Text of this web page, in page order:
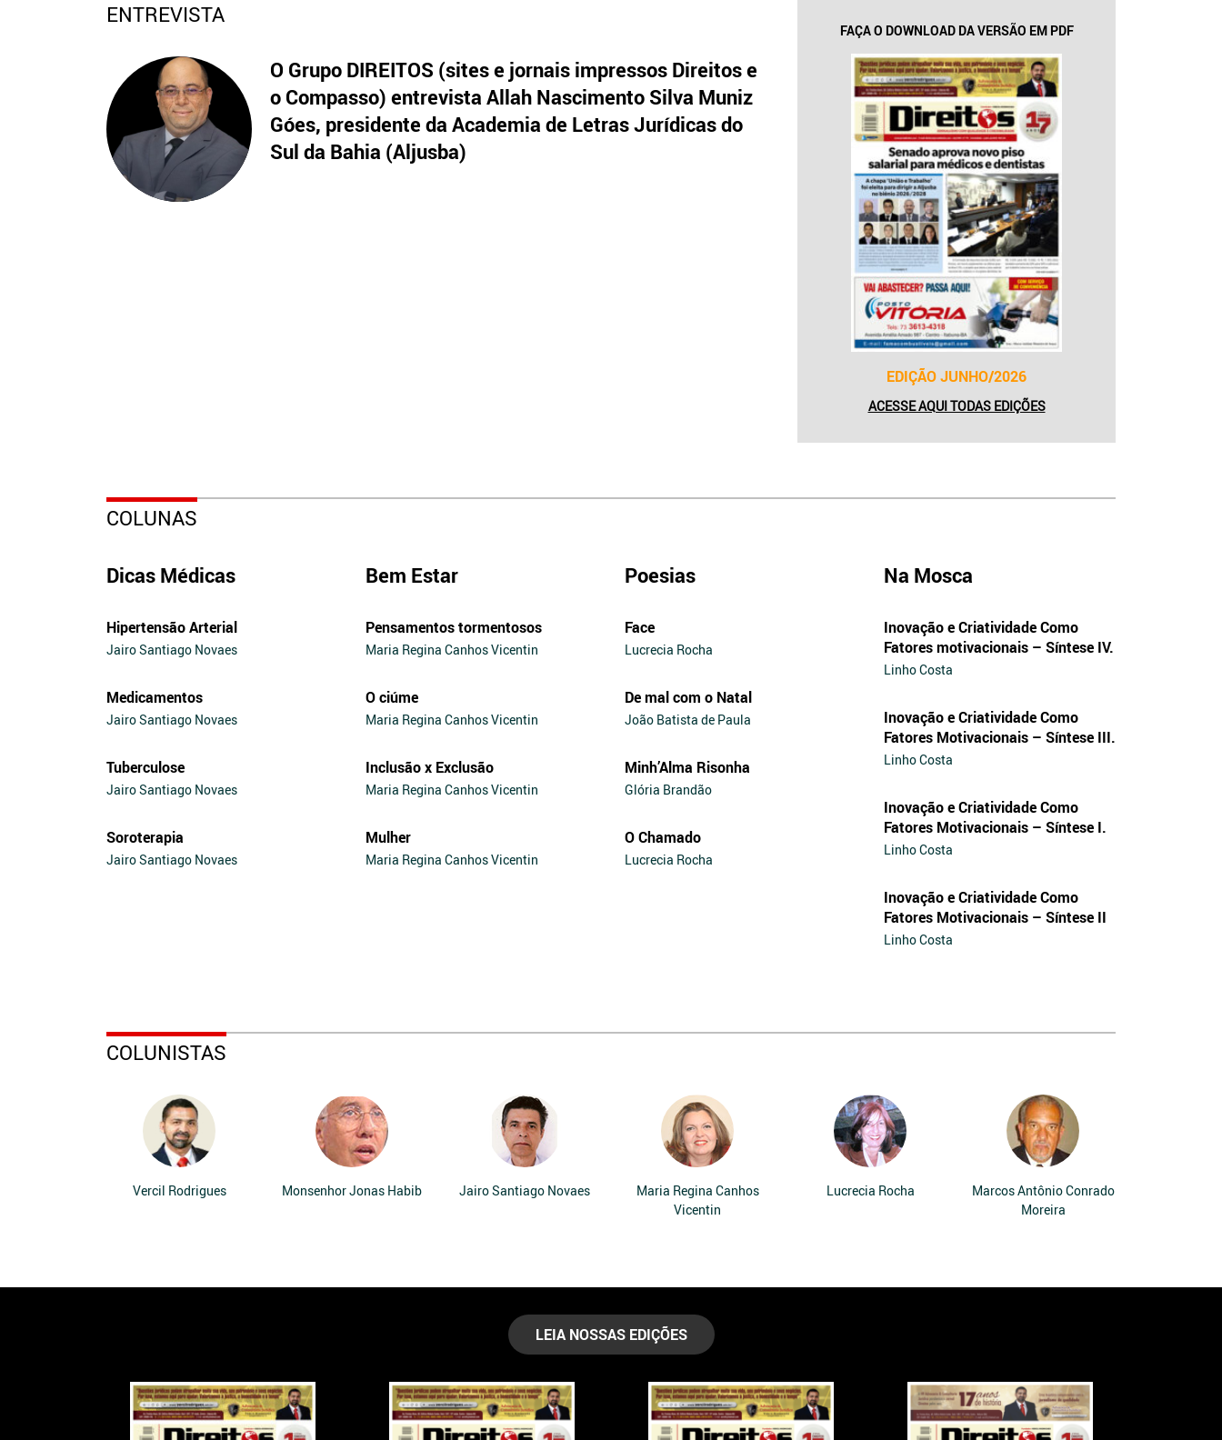
ENTREVISTA
O Grupo DIREITOS (sites e jornais impressos Direitos e
o Compasso) entrevista Allah Nascimento Silva Muniz
Góes, presidente da Academia de Letras Jurídicas do
Sul da Bahia (Aljusba)
FAÇA O DOWNLOAD DA VERSÃO EM PDF
EDIÇÃO JUNHO/2026
ACESSE AQUI TODAS EDIÇÕES
COLUNAS
Dicas Médicas
Hipertensão Arterial
Jairo Santiago Novaes
Medicamentos
Jairo Santiago Novaes
Tuberculose
Jairo Santiago Novaes
Soroterapia
Jairo Santiago Novaes
Bem Estar
Pensamentos tormentosos
Maria Regina Canhos Vicentin
O ciúme
Maria Regina Canhos Vicentin
Inclusão x Exclusão
Maria Regina Canhos Vicentin
Mulher
Maria Regina Canhos Vicentin
Poesias
Face
Lucrecia Rocha
De mal com o Natal
João Batista de Paula
Minh’Alma Risonha
Glória Brandão
O Chamado
Lucrecia Rocha
Na Mosca
Inovação e Criatividade Como
Fatores motivacionais – Síntese IV.
Linho Costa
Inovação e Criatividade Como
Fatores Motivacionais – Síntese III.
Linho Costa
Inovação e Criatividade Como
Fatores Motivacionais – Síntese I.
Linho Costa
Inovação e Criatividade Como
Fatores Motivacionais – Síntese II
Linho Costa
COLUNISTAS
Vercil Rodrigues Monsenhor Jonas Habib Jairo Santiago Novaes
Maria Regina Canhos
Vicentin
Lucrecia Rocha
Marcos Antônio Conrado
Moreira
LEIA NOSSAS EDIÇÕES